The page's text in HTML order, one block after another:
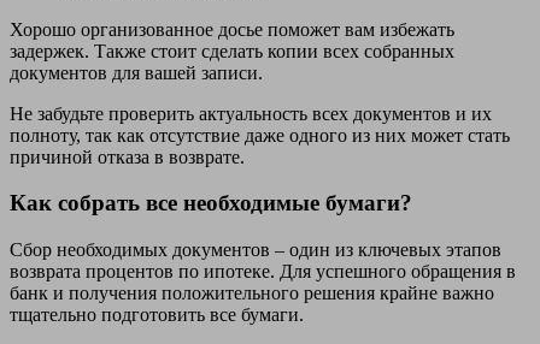
Хорошо организованное досье поможет вам избежать
задержек. Также стоит сделать копии всех собранных
документов для вашей записи.
Не забудьте проверить актуальность всех документов и их
полноту, так как отсутствие даже одного из них может стать
причиной отказа в возврате.
Как собрать все необходимые бумаги?
Сбор необходимых документов – один из ключевых этапов
возврата процентов по ипотеке. Для успешного обращения в
банк и получения положительного решения крайне важно
тщательно подготовить все бумаги.